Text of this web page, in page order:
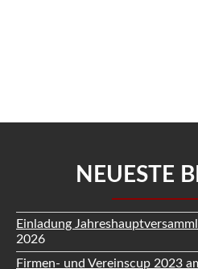
NEUESTE
Einladung
2026
Firmen- und Vereinscup 2023